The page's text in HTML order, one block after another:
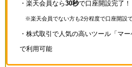
・楽天会員なら30秒で口座開設完了！
※楽天会員でない方も2分程度で口座開設
・株式取引で人気の高いツール「マ
で利用可能